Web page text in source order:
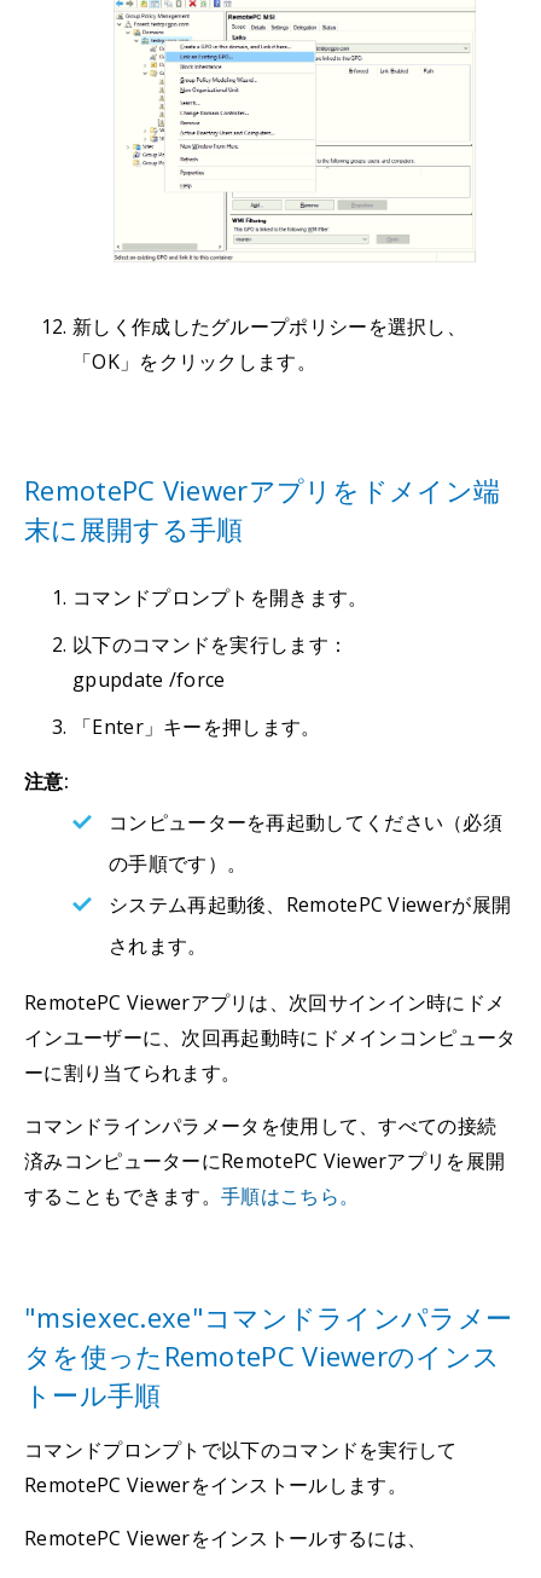
新しく作成したグループポリシーを選択し、
「OK」をクリックします。
RemotePC Viewerアプリをドメイン端
末に展開する手順
コマンドプロンプトを開きます。
以下のコマンドを実行します：
gpupdate /force
「Enter」キーを押します。
注意:
コンピューターを再起動してください（必須
の手順です）。
システム再起動後、RemotePC Viewerが展開
されます。
RemotePC Viewerアプリは、次回サインイン時にドメ
インユーザーに、次回再起動時にドメインコンピュータ
ーに割り当てられます。
コマンドラインパラメータを使用して、すべての接続
済みコンピューターにRemotePC Viewerアプリを展開
することもできます。手順はこちら。
"msiexec.exe"コマンドラインパラメー
タを使ったRemotePC Viewerのインス
トール手順
コマンドプロンプトで以下のコマンドを実行して
RemotePC Viewerをインストールします。
RemotePC Viewerをインストールするには、